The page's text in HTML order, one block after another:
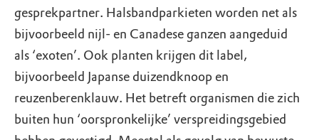
gesprekpartner. Halsbandparkieten worden net als
bijvoorbeeld nijl- en Canadese ganzen aangeduid
als ‘exoten’. Ook planten krijgen dit label,
bijvoorbeeld Japanse duizendknoop en
reuzenberenklauw. Het betreft organismen die zich
buiten hun ‘oorspronkelijke’ verspreidingsgebied